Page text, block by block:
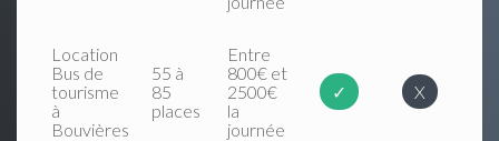
Location
Bus de
tourisme
à
Bouvières
55 à
85
places
Entre
800€ et
2500€
la
journée
✓ X